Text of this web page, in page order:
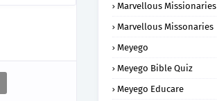
Marvellous Missionaries
Marvellous Missonaries
Meyego
Meyego Bible Quiz
Meyego Educare